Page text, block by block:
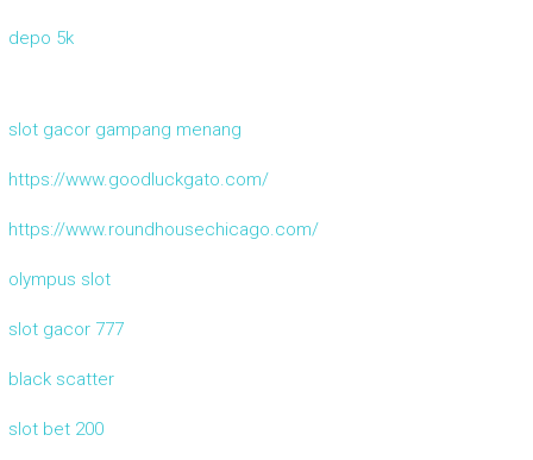
depo 5k
slot gacor gampang menang
https://www.goodluckgato.com/
https://www.roundhousechicago.com/
olympus slot
slot gacor 777
black scatter
slot bet 200